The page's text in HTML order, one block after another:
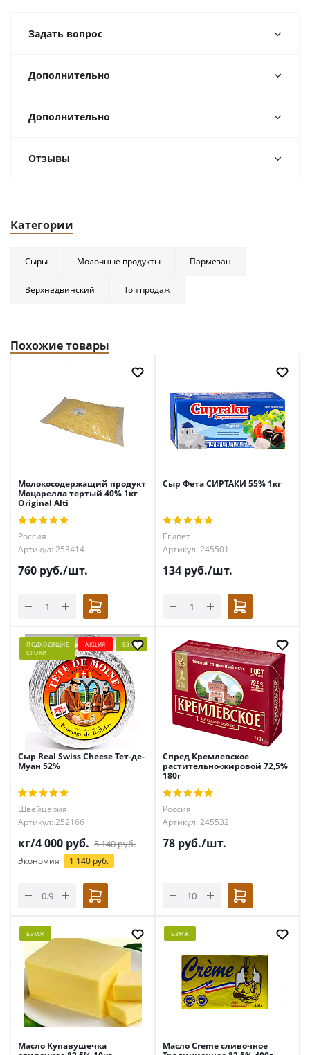
Задать вопрос
Дополнительно
Дополнительно
Отзывы
Категории
Сыры Молочные продукты Пармезан
Верхнедвинский Топ продаж
Похожие товары
Молокосодержащий продукт
Моцарелла тертый 40% 1кг
Original Alti
Россия
Артикул: 253414
760 руб./шт.
Сыр Фета СИРТАКИ 55% 1кг
Египет
Артикул: 245501
134 руб./шт.
ПОДХОДЯЩИЕ
СРОКИ
АКЦИЯ БЗМЖ
Сыр Real Swiss Cheese Тет-де-
Муан 52%
Швейцария
Артикул: 252166
кг/4 000 руб. 5 140руб.
Экономия 1 140 руб.
Спред Кремлевское
растительно-жировой 72,5%
180г
Россия
Артикул: 245532
78 руб./шт.
БЗМЖ
Масло Купавушечка
БЗМЖ
Масло Creme сливочное